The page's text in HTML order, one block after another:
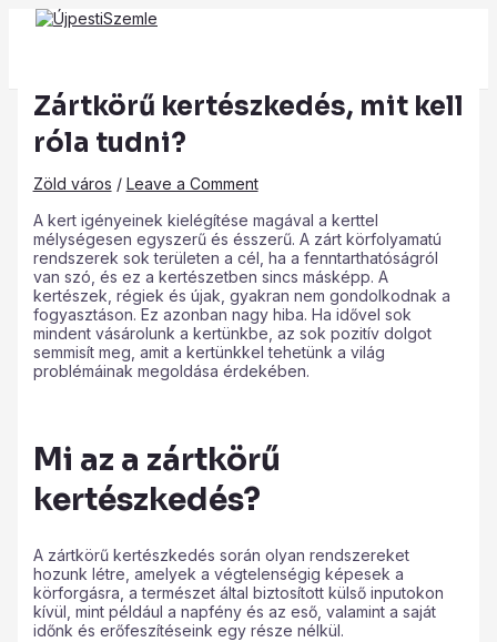
Skip
Main
Menu
Zártkörű kertészkedés, mit kell
róla tudni?
Zöld város / Leave a Comment
A kert igényeinek kielégítése magával a kerttel
mélységesen egyszerű és ésszerű. A zárt körfolyamatú
rendszerek sok területen a cél, ha a fenntarthatóságról
van szó, és ez a kertészetben sincs másképp. A
kertészek, régiek és újak, gyakran nem gondolkodnak a
fogyasztáson. Ez azonban nagy hiba. Ha idővel sok
mindent vásárolunk a kertünkbe, az sok pozitív dolgot
semmisít meg, amit a kertünkkel tehetünk a világ
problémáinak megoldása érdekében.
Mi az a zártkörű
kertészkedés?
A zártkörű kertészkedés során olyan rendszereket
hozunk létre, amelyek a végtelenségig képesek a
körforgásra, a természet által biztosított külső inputokon
kívül, mint például a napfény és az eső, valamint a saját
időnk és erőfeszítéseink egy része nélkül.
Post
navigation
Type
here..
Name*
Email*
Website